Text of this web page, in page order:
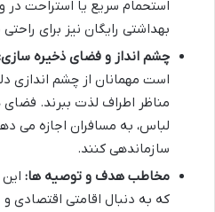
استحمام سریع یا استراحت در
بهداشتی رایگان نیز برای
چشم انداز و فضای ذخیره
است مهمانان از چشم اندازی
مناظر اطراف لذت ببرند.
لباس، به مسافران اجازه می
سازماندهی کنند.
مخاطب هدف و توصیه ها:
که به دنبال اقامتی اقتصادی